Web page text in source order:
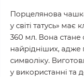
Порцелянова
у світі татусь»
360 мл. Вона
найрідніших, адже
символіку.
у використанні